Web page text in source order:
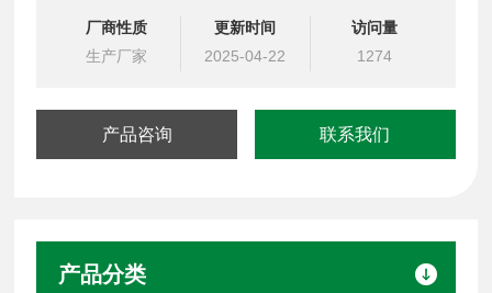
厂商性质
生产厂家
更新时间
2025-04-22
访问量
1274
产品咨询 联系我们
产品分类